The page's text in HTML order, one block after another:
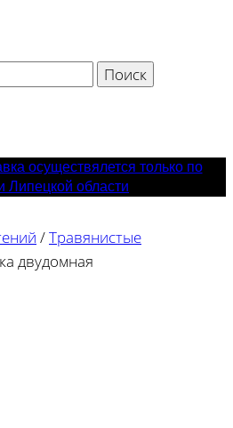
осуществялется только по
Липецкой области
/Травянистые
двудомная